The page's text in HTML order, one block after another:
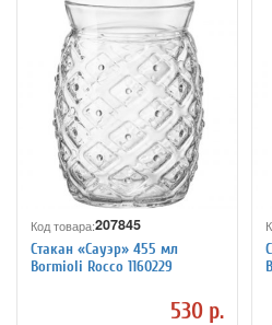
Код товара:207845
Стакан «Сауэр» 455 мл
Bormioli Rocco 1160229
530 р.